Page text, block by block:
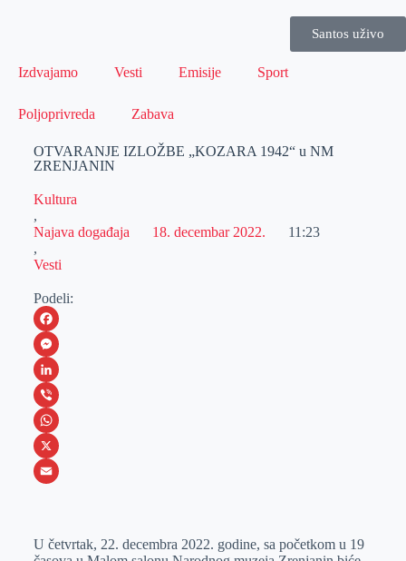
Santos uživo
Izdvajamo Vesti Emisije Sport
Poljoprivreda Zabava
OTVARANJE IZLOŽBE „KOZARA 1942“ u NM
ZRENJANIN
Kultura
,
Najava događaja
,
Vesti
18. decembar 2022. 11:23
Podeli:
F
a
c
e
b
o
M
e
s
s
e
e
L
i
n
k
I
V
i
b
W
h
s
X
a
U četvrtak, 22. decembra 2022. godine, sa početkom u 19